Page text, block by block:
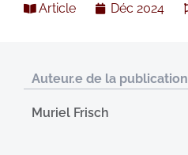
Article Déc 2024
Auteur.e de la publication
Muriel Frisch